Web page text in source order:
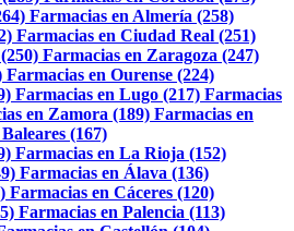
Farmacias en Almería (258)
Farmacias en Ciudad Real (251)
Farmacias en Zaragoza (247)
Farmacias en Ourense (224)
Farmacias en Lugo (217) Farmacias
en Zamora (189) Farmacias en
(167)
Farmacias en La Rioja (152)
Farmacias en Álava (136)
Farmacias en Cáceres (120)
Farmacias en Palencia (113)